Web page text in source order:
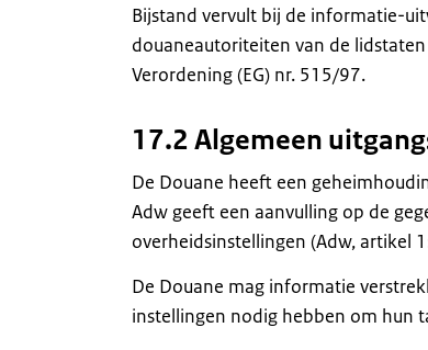
Bijstand vervult bij de informatie-
douaneautoriteiten van de
Verordening (EG) nr. 515/97.
17.2 Algemeen
De Douane heeft een
Adw geeft een aanvulling op de
overheidsinstellingen (Adw, artikel
De Douane mag informatie
instellingen nodig hebben om hun